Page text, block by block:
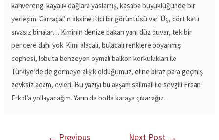
kahverengi kayalık dağlara yaslamış, kasaba büyüklüğünde bir
yerleşim. Carraçal’ın aksine itici bir görüntüsü var. Üç, dört katlı
sıvasız binalar… Kiminin denize bakan yanı düz duvar, tek bir
pencere dahi yok. Kimi alacalı, bulacalı renklere boyanmış
cephesi, lobuta benzeyen oymalı balkon korkulukları ile
Türkiye’de de görmeye alışık olduğumuz, eline biraz para geçmiş
zevksiz adam, evleri. Bu yazıyı bu akşam sailmail ile sevgili Ersan
Erkol’a yollayacağım. Yarın da botla karaya çıkacağız.
← Previous
Next Post →